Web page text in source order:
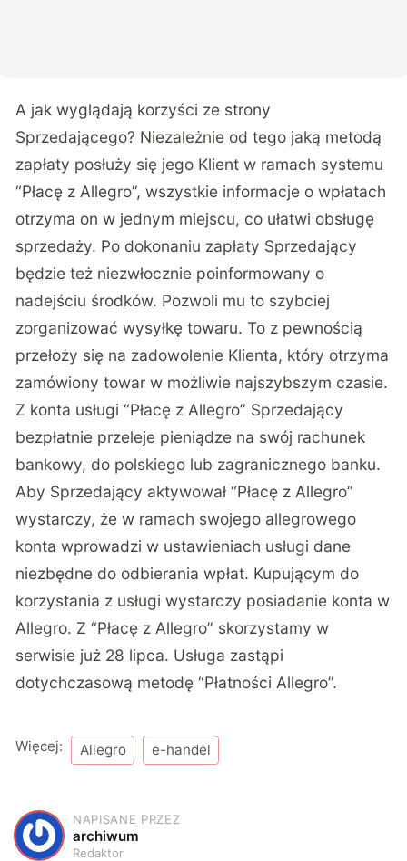
A jak wyglądają korzyści ze strony
Sprzedającego? Niezależnie od tego jaką metodą
zapłaty posłuży się jego Klient w ramach systemu
“Płacę z Allegro”, wszystkie informacje o wpłatach
otrzyma on w jednym miejscu, co ułatwi obsługę
sprzedaży. Po dokonaniu zapłaty Sprzedający
będzie też niezwłocznie poinformowany o
nadejściu środków. Pozwoli mu to szybciej
zorganizować wysyłkę towaru. To z pewnością
przełoży się na zadowolenie Klienta, który otrzyma
zamówiony towar w możliwie najszybszym czasie.
Z konta usługi “Płacę z Allegro” Sprzedający
bezpłatnie przeleje pieniądze na swój rachunek
bankowy, do polskiego lub zagranicznego banku.
Aby Sprzedający aktywował “Płacę z Allegro”
wystarczy, że w ramach swojego allegrowego
konta wprowadzi w ustawieniach usługi dane
niezbędne do odbierania wpłat. Kupującym do
korzystania z usługi wystarczy posiadanie konta w
Allegro. Z “Płacę z Allegro” skorzystamy w
serwisie już 28 lipca. Usługa zastąpi
dotychczasową metodę “Płatności Allegro”.
Więcej: Allegro e-handel
A
NAPISANE PRZEZ
archiwum
Redaktor